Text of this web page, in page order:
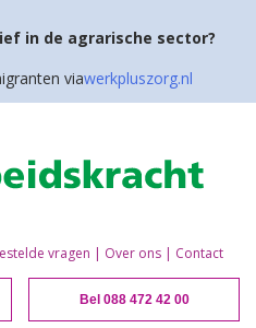
in de agrarische sector?
viawerkpluszorg.nl
vragen | Over ons | Contact
Bel 088 472 42 00